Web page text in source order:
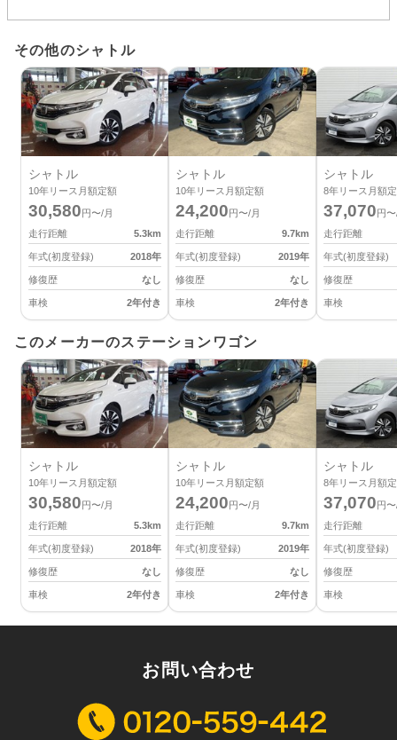
その他のシャトル
シャトル
10年リース月額定額
30,580円〜/月
走行距離
5.3km
年式(初度登録) 2018年
修復歴 なし
車検 2年付き
シャトル
10年リース月額定額
24,200円〜/月
走行距離
9.7km
年式(初度登録) 2019年
修復歴 なし
車検 2年付き
シャトル
8年リース月額
37,070円
走行距離
年式(初度登録)
修復歴
車検
このメーカーのステーションワゴン
シャトル
10年リース月額定額
30,580円〜/月
走行距離
5.3km
年式(初度登録) 2018年
修復歴 なし
車検 2年付き
シャトル
10年リース月額定額
24,200円〜/月
走行距離
9.7km
年式(初度登録) 2019年
修復歴 なし
車検 2年付き
シャトル
8年リース月額
37,070円
走行距離
年式(初度登録)
修復歴
車検
お問い合わせ